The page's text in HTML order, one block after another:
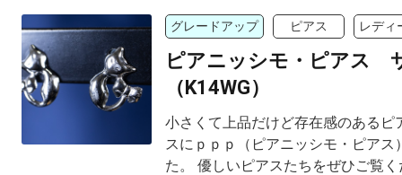
グレードアップ ピアス レディ
ピアニッシモ・ピアス
（K14WG）
小さくて上品だけど存在感のあるピ
スにｐｐｐ（ピアニッシモ・ピアス
た。 優しいピアスたちをぜひご覧